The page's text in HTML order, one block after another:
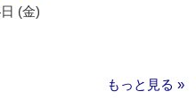
(金)
もっと見る »